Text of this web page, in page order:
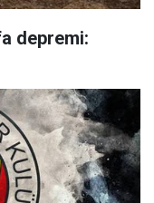
depremi: